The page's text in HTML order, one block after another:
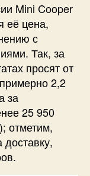
Mini Cooper
её цена,
с
Так, за
просят от
2,2
за
25 950
отметим,